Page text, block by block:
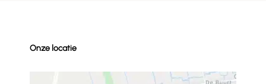
Onze locatie